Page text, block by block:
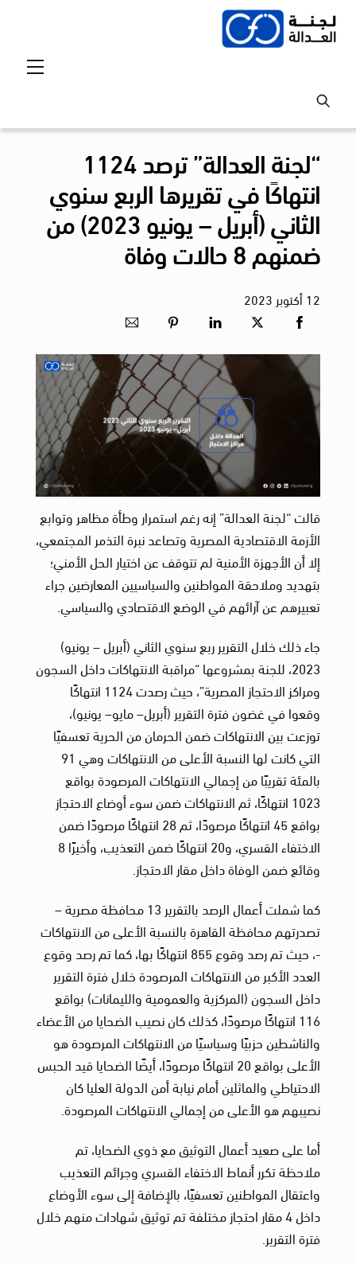
Skip
“لجنة العدالة” ترصد 1124
انتهاكًا في تقريرها الربع سنوي
الثاني (أبريل – يونيو 2023) من
ضمنهم 8 حالات وفاة
12أكتوبر 2023
قالت “لجنة العدالة” إنه رغم استمرار وطأة مظاهر وتوابع
الأزمة الاقتصادية المصرية وتصاعد نبرة التذمر المجتمعي،
إلا أن الأجهزة الأمنية لم تتوقف عن اختيار الحل الأمني؛
بتهديد وملاحقة المواطنين والسياسيين المعارضين جراء
تعبيرهم عن آرائهم في الوضع الاقتصادي والسياسي.
جاء ذلك خلال التقرير ربع سنوي الثاني (أبريل – يونيو)
2023، للجنة بمشروعها “مراقبة الانتهاكات داخل السجون
ومراكز الاحتجاز المصرية”، حيث رصدت 1124 انتهاكًا
وقعوا في غضون فترة التقرير (أبريل– مايو– يونيو)،
توزعت بين الانتهاكات ضمن الحرمان من الحرية تعسفيًا
التي كانت لها النسبة الأعلى من الانتهاكات وهي 91
بالمئة تقريبًا من إجمالي الانتهاكات المرصودة بواقع
1023 انتهاكًا، ثم الانتهاكات ضمن سوء أوضاع الاحتجاز
بواقع 45 انتهاكًا مرصودًا، ثم 28 انتهاكًا مرصودًا ضمن
الاختفاء القسري، و20 انتهاكًا ضمن التعذيب، وأخيرًا 8
وقائع ضمن الوفاة داخل مقار الاحتجاز.
كما شملت أعمال الرصد بالتقرير 13 محافظة مصرية –
تصدرتهم محافظة القاهرة بالنسبة الأعلى من الانتهاكات
-، حيث تم رصد وقوع 855 انتهاكًا بها، كما تم رصد وقوع
العدد الأكبر من الانتهاكات المرصودة خلال فترة التقرير
داخل السجون (المركزية والعمومية والليمانات) بواقع
116 انتهاكًا مرصودًا، كذلك كان نصيب الضحايا من الأعضاء
والناشطين حزبيًا وسياسيًا من الانتهاكات المرصودة هو
الأعلى بواقع 20 انتهاكًا مرصودًا، أيضًا الضحايا قيد الحبس
الاحتياطي والماثلين أمام نيابة أمن الدولة العليا كان
نصيبهم هو الأعلى من إجمالي الانتهاكات المرصودة.
أما على صعيد أعمال التوثيق مع ذوي الضحايا، تم
ملاحظة تكرر أنماط الاختفاء القسري وجرائم التعذيب
واعتقال المواطنين تعسفيًا، بالإضافة إلى سوء الأوضاع
داخل 4 مقار احتجاز مختلفة تم توثيق شهادات منهم خلال
فترة التقرير.